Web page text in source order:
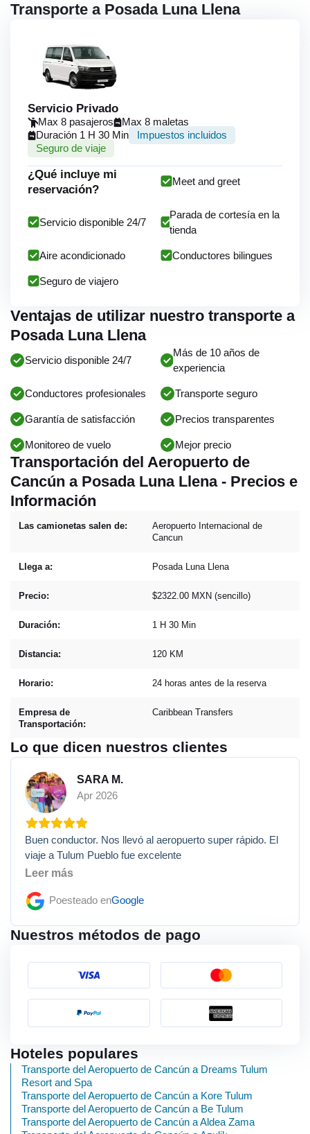
Transporte a Posada Luna Llena
Servicio Privado
Max 8 pasajeros
Max 8 maletas
Duración 1 H 30 Min
Impuestos incluidos
Seguro de viaje
¿Qué incluye mi
reservación?
Meet and greet
Servicio disponible 24/7
Parada de cortesía en la
tienda
Aire acondicionado Conductores bilingues
Seguro de viajero
Ventajas de utilizar nuestro transporte a
Posada Luna Llena
Servicio disponible 24/7
Más de 10 años de
experiencia
Conductores profesionales Transporte seguro
Garantía de satisfacción Precios transparentes
Monitoreo de vuelo Mejor precio
Transportación del Aeropuerto de
Cancún a Posada Luna Llena - Precios e
Información
Las camionetas salen de:
Aeropuerto Internacional de
Cancun
Llega a: Posada Luna Llena
Precio: $2322.00 MXN (sencillo)
Duración: 1 H 30 Min
Distancia: 120 KM
Horario: 24 horas antes de la reserva
Empresa de
Transportación:
Caribbean Transfers
Lo que dicen nuestros clientes
SARA M.
Apr 2026
Buen conductor. Nos llevó al aeropuerto super rápido. El
viaje a Tulum Pueblo fue excelente
Leer más
Poesteado enGoogle
Nuestros métodos de pago
Hoteles populares
Transporte del Aeropuerto de Cancún a Dreams Tulum
Resort and Spa
Transporte del Aeropuerto de Cancún a Kore Tulum
Transporte del Aeropuerto de Cancún a Be Tulum
Transporte del Aeropuerto de Cancún a Aldea Zama